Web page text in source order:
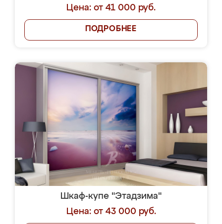
Цена: от 41 000 руб.
ПОДРОБНЕЕ
Шкаф-купе "Этадзима"
Цена: от 43 000 руб.